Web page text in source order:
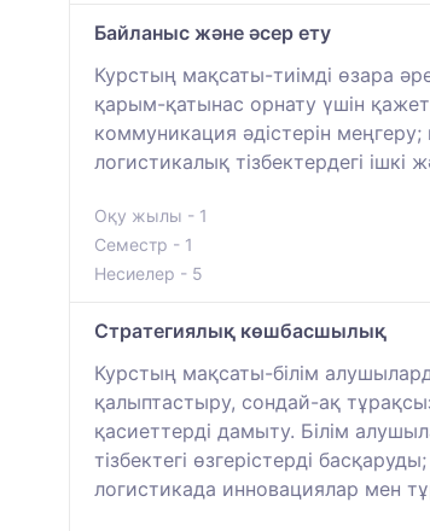
Байланыс және әсер ету
Курстың мақсаты-тиімді өзара
қарым-қатынас орнату үшін
коммуникация әдістерін
логистикалық тізбектердегі
Оқу жылы - 1
Семестр - 1
Несиелер - 5
Стратегиялық көшбасшылық
Курстың мақсаты-білім
қалыптастыру, сондай-ақ
қасиеттерді дамыту. Білім
тізбектегі өзгерістерді
логистикада инновациялар мен